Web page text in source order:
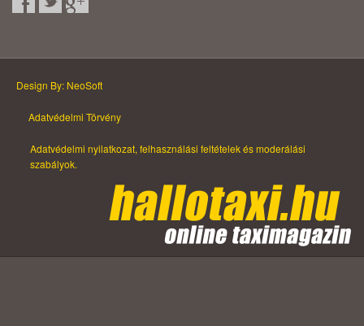
Design By: NeoSoft
Adatvédelmi Törvény
Adatvédelmi nyilatkozat, felhasználási feltételek és moderálási
szabályok.